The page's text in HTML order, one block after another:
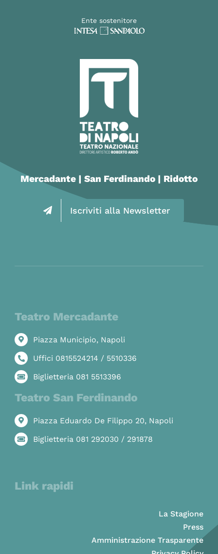
Ente sostenitore
Mercadante | San Ferdinando | Ridotto
Iscriviti alla Newsletter
Teatro Mercadante
Piazza Municipio, Napoli
Uffici 0815524214 / 5510336
Biglietteria 081 5513396
Teatro San Ferdinando
Piazza Eduardo De Filippo 20, Napoli
Biglietteria 081 292030 / 291878
Link rapidi
La Stagione
Press
Amministrazione Trasparente